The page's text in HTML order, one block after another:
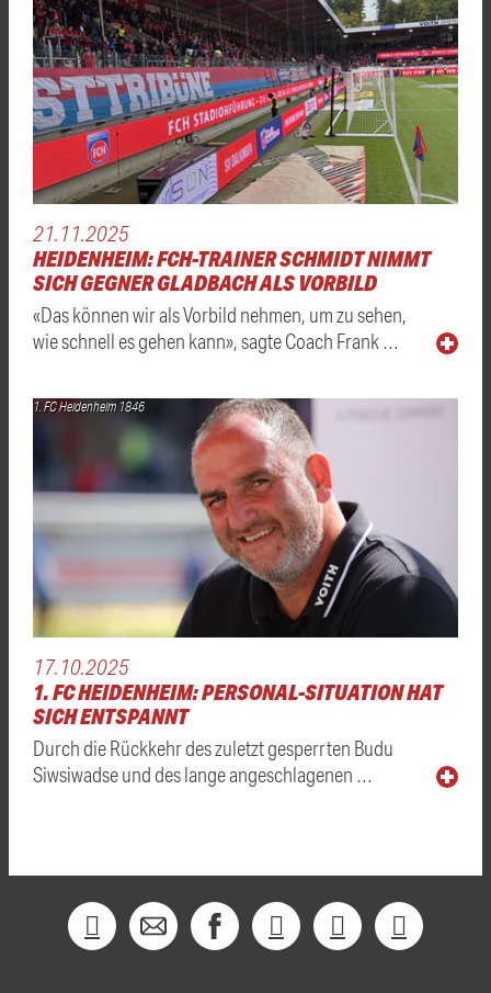
21.11.2025
HEIDENHEIM: FCH-TRAINER SCHMIDT NIMMT
SICH GEGNER GLADBACH ALS VORBILD
«Das können wir als Vorbild nehmen, um zu sehen,
wie schnell es gehen kann», sagte Coach Frank …
1. FC Heidenheim 1846
17.10.2025
1. FC HEIDENHEIM: PERSONAL-SITUATION HAT
SICH ENTSPANNT
Durch die Rückkehr des zuletzt gesperrten Budu
Siwsiwadse und des lange angeschlagenen …